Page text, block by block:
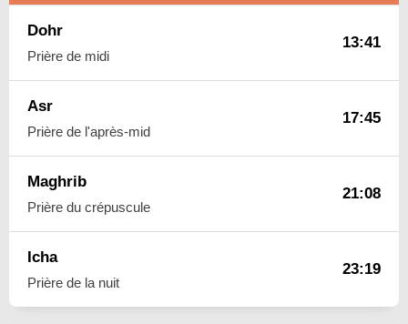
Dohr
Prière de midi
13:41
Asr
Prière de l'après-mid
17:45
Maghrib
Prière du crépuscule
21:08
Icha
Prière de la nuit
23:19